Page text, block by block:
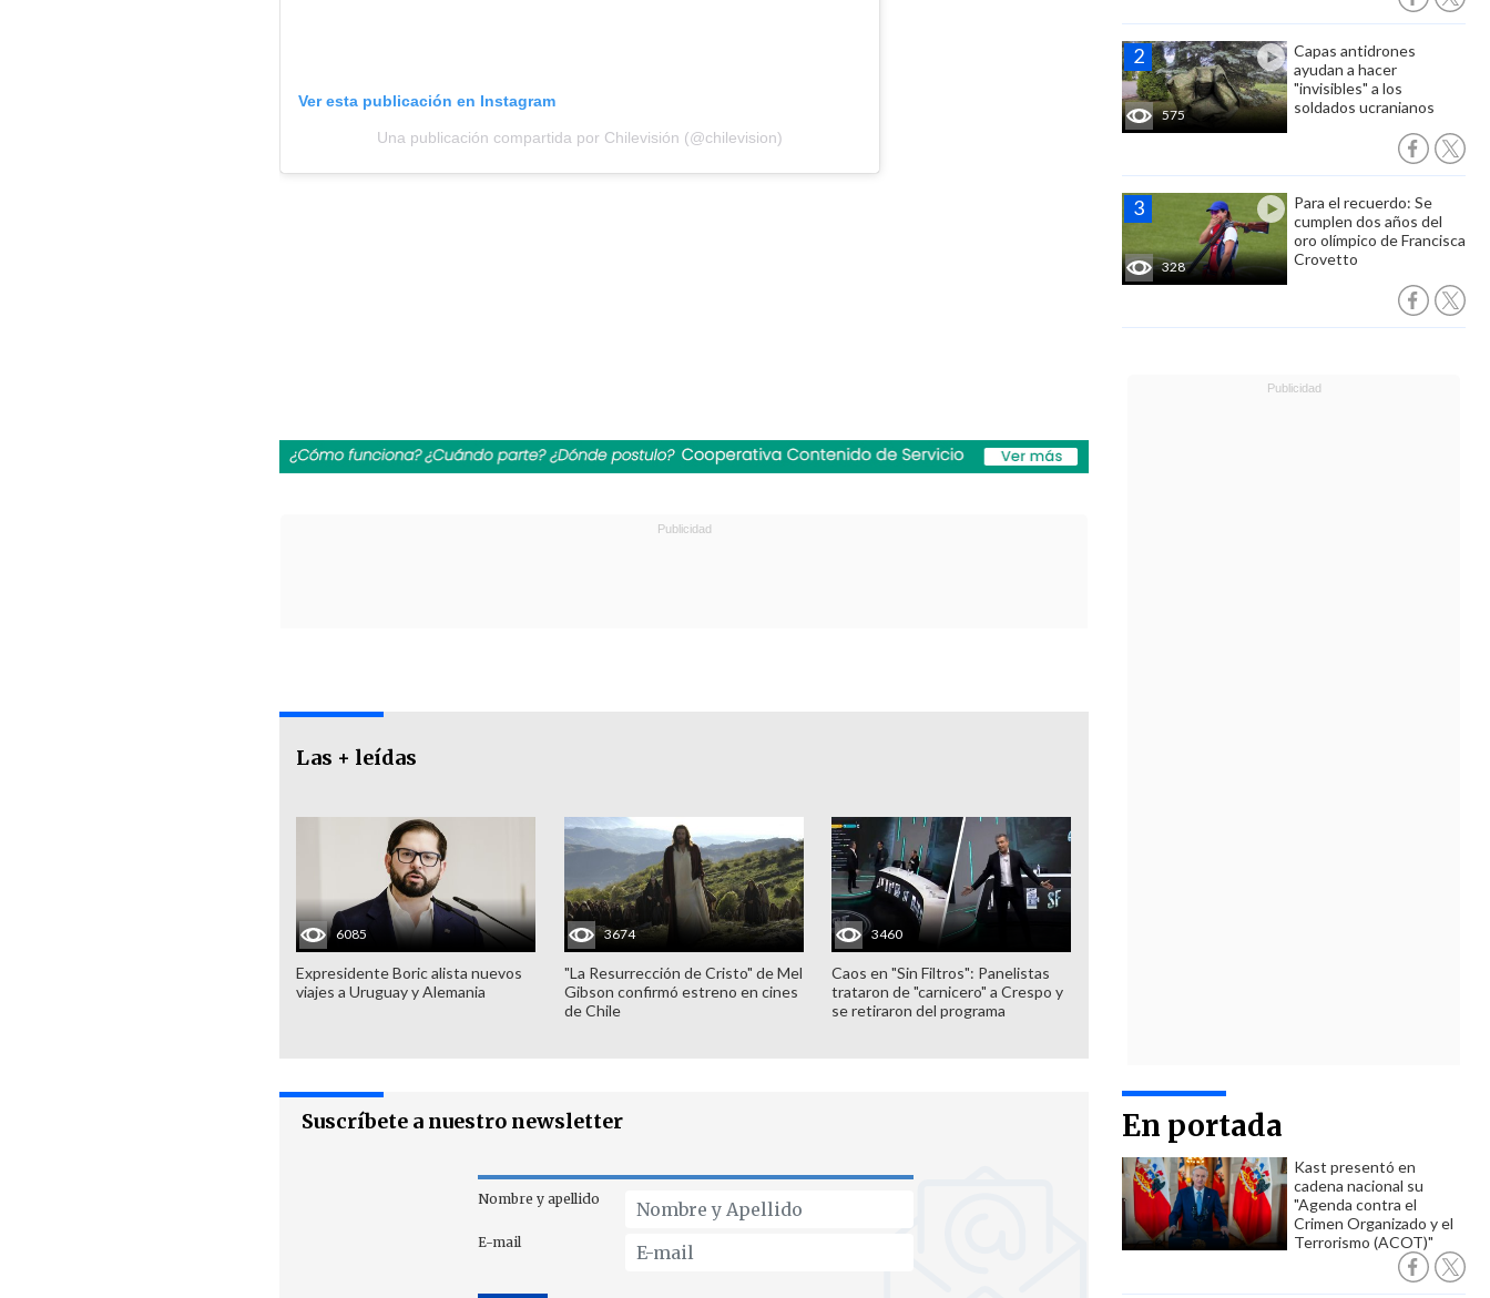
575
Capas antidrones
ayudan a hacer
"invisibles" a los
soldados ucranianos
328
Para el recuerdo: Se
cumplen dos años del
oro olímpico de Francisca
Crovetto
En portada
Kast presentó en
cadena nacional su
"Agenda contra el
Crimen Organizado y el
Terrorismo (ACOT)"
Ver esta publicación en Instagram
Una publicación compartida por Chilevisión (@chilevision)
Las + leídas
6085
Expresidente Boric alista nuevos
viajes a Uruguay y Alemania
3674
"La Resurrección de Cristo" de Mel
Gibson confirmó estreno en cines
de Chile
3460
Caos en "Sin Filtros": Panelistas
trataron de "carnicero" a Crespo y
se retiraron del programa
Suscríbete a nuestro newsletter
Nombre y apellido
E-mail